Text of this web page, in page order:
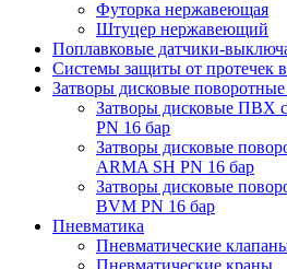
Футорка нержавеющая
Штуцер нержавеющий
Поплавковые датчики-
Системы защиты от протечек
Затворы дисковые
Затворы дисковые ПВХ
PN 16 бар
Затворы дисковые
ARMA SH PN 16 бар
Затворы дисковые
BVM PN 16 бар
Пневматика
Пневматические
Пневматические краны